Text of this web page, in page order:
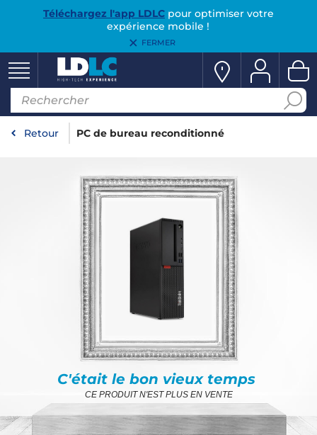
Téléchargez l'app LDLCpour optimiser votre
expérience mobile !
FERMER
Retour PC de bureau reconditionné
C'était le bon vieux temps
CE PRODUIT N'EST PLUS EN VENTE